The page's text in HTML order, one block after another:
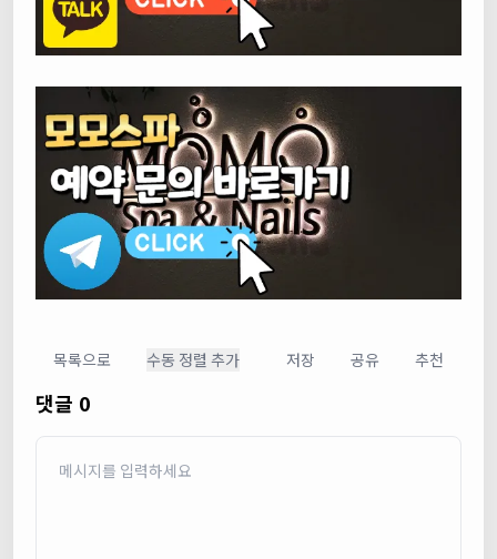
목록으로 수동 정렬 추가 저장 공유 추천
댓글 0